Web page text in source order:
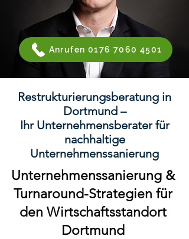
Anrufen 0176 7060 4501
Restrukturierungsberatung in
Dortmund –
Ihr Unternehmensberater für
nachhaltige
Unternehmenssanierung
Unternehmenssanierung &
Turnaround-Strategien für
den Wirtschaftsstandort
Dortmund